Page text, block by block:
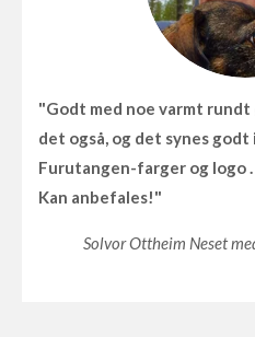
"Godt med noe varmt rundt
det også, og det synes
Furutangen-farger og logo .
Kan anbefales!"
Solvor Ottheim Neset